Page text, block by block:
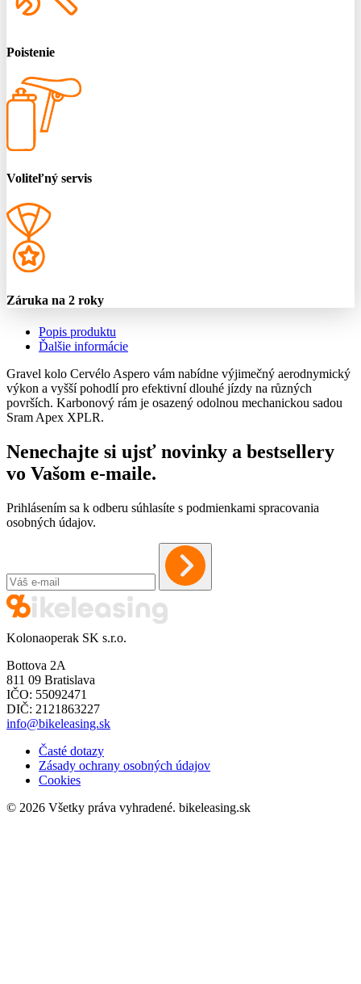
Poistenie
Voliteľný servis
Záruka na 2 roky
Popis produktu
Ďalšie informácie
Gravel kolo Cervélo Aspero vám nabídne výjimečný aerodnymický
výkon a vyšší pohodlí pro efektivní dlouhé jízdy na různých
površích. Karbonový rám je osazený odolnou mechanickou sadou
Sram Apex XPLR.
Nenechajte si ujsť novinky a bestsellery
vo Vašom e-maile.
Prihlásením sa k odberu súhlasíte s podmienkami spracovania
osobných údajov.
Kolonaoperak SK s.r.o.
Bottova 2A
811 09 Bratislava
IČO: 55092471
DIČ: 2121863227
info@bikeleasing.sk
Časté dotazy
Zásady ochrany osobných údajov
Cookies
© 2026 Všetky práva vyhradené. bikeleasing.sk